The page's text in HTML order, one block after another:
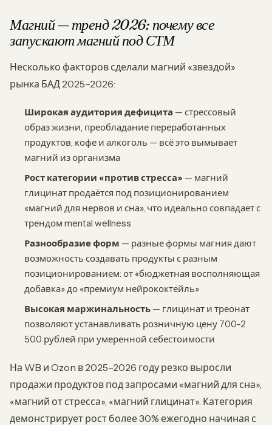
Магний — тренд 2026: почему все
запускают магний под СТМ
Несколько факторов сделали магний «звездой»
рынка БАД 2025–2026:
Широкая аудитория дефицита — стрессовый
образ жизни, преобладание переработанных
продуктов, кофе и алкоголь — всё это вымывает
магний из организма
Рост категории «против стресса» — магний
глицинат продаётся под позиционированием
«магний для нервов и сна», что идеально совпадает с
трендом mental wellness
Разнообразие форм — разные формы магния дают
возможность создавать продукты с разным
позиционированием: от «бюджетная восполняющая
добавка» до «премиум нейрококтейль»
Высокая маржинальность — глицинат и треонат
позволяют устанавливать розничную цену 700–2
500 рублей при умеренной себестоимости
На WB и Ozon в 2025–2026 году резко выросли
продажи продуктов под запросами «магний для сна»,
«магний от стресса», «магний глицинат». Категория
демонстрирует рост более 30% ежегодно начиная с